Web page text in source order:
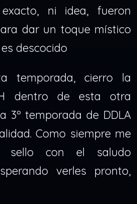
ni idea, fueron
dar un toque místico
descocido
temporada, cierro la
dentro de esta otra
3º temporada de DDLA
Como siempre me
con el saludo
verles pronto,